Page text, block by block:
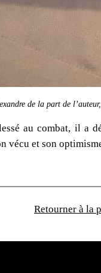
de la part de
au combat, il a
vécu et son
Retourner à la